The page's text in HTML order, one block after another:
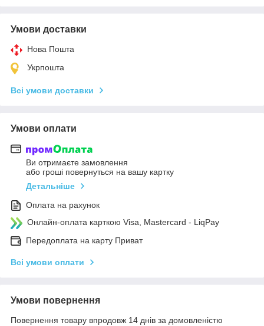
Умови доставки
Нова Пошта
Укрпошта
Всі умови доставки
Умови оплати
Ви отримаєте замовлення
або гроші повернуться на вашу картку
Детальніше
Оплата на рахунок
Онлайн-оплата карткою Visa, Mastercard - LiqPay
Передоплата на карту Приват
Всі умови оплати
Умови повернення
Повернення товару впродовж 14 днів за домовленістю